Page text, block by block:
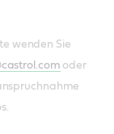
wenden Sie
oder